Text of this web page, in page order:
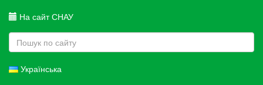
На сайт СНАУ
Українська